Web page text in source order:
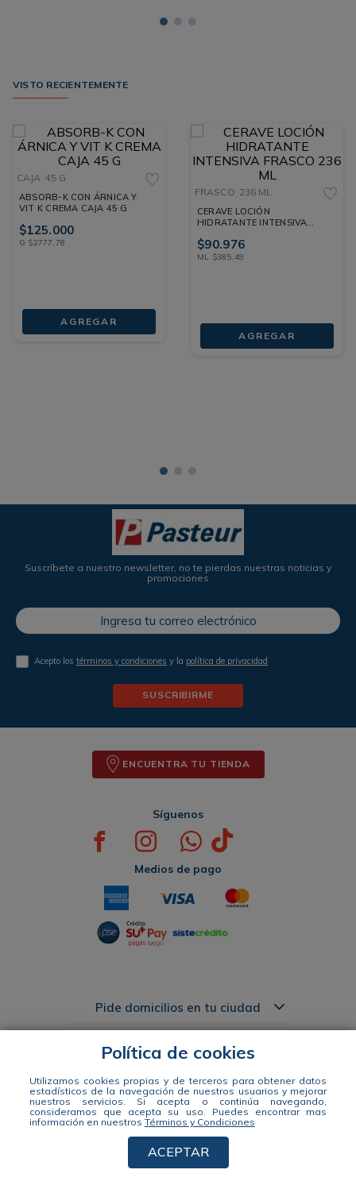
Política de cookies
Utilizamos cookies propias y de terceros para obtener datos
estadísticos de la navegación de nuestros usuarios y mejorar
nuestros servicios. Si acepta o continúa navegando,
consideramos que acepta su uso. Puedes encontrar mas
información en nuestros Términos y Condiciones
ACEPTAR
VISTO RECIENTEMENTE
CAJA 45 G
ABSORB-K CON ÁRNICA Y
VIT K CREMA CAJA 45 G
$125.000
G $2777,78
AGREGAR
FRASCO 236 ML
CERAVE LOCIÓN
HIDRATANTE INTENSIVA
$90.976
ML $385,49
AGREGAR
Suscríbete a nuestro newsletter, no te pierdas nuestras noticias y
promociones
Acepto lostérminos y condiciones y la política de privacidad
SUSCRIBIRME
ENCUENTRA TU TIENDA
Síguenos
Medios de pago
Pide domicilios en tu ciudad
Acerca de Pasteur
Links de Interés
Distribuidora Pasteur S.A. Nit 890941663-1 Dir: Calle 49 #57-35 tel: 604